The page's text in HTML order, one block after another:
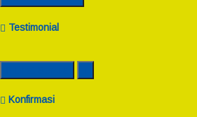
Testimonial
Konfirmasi